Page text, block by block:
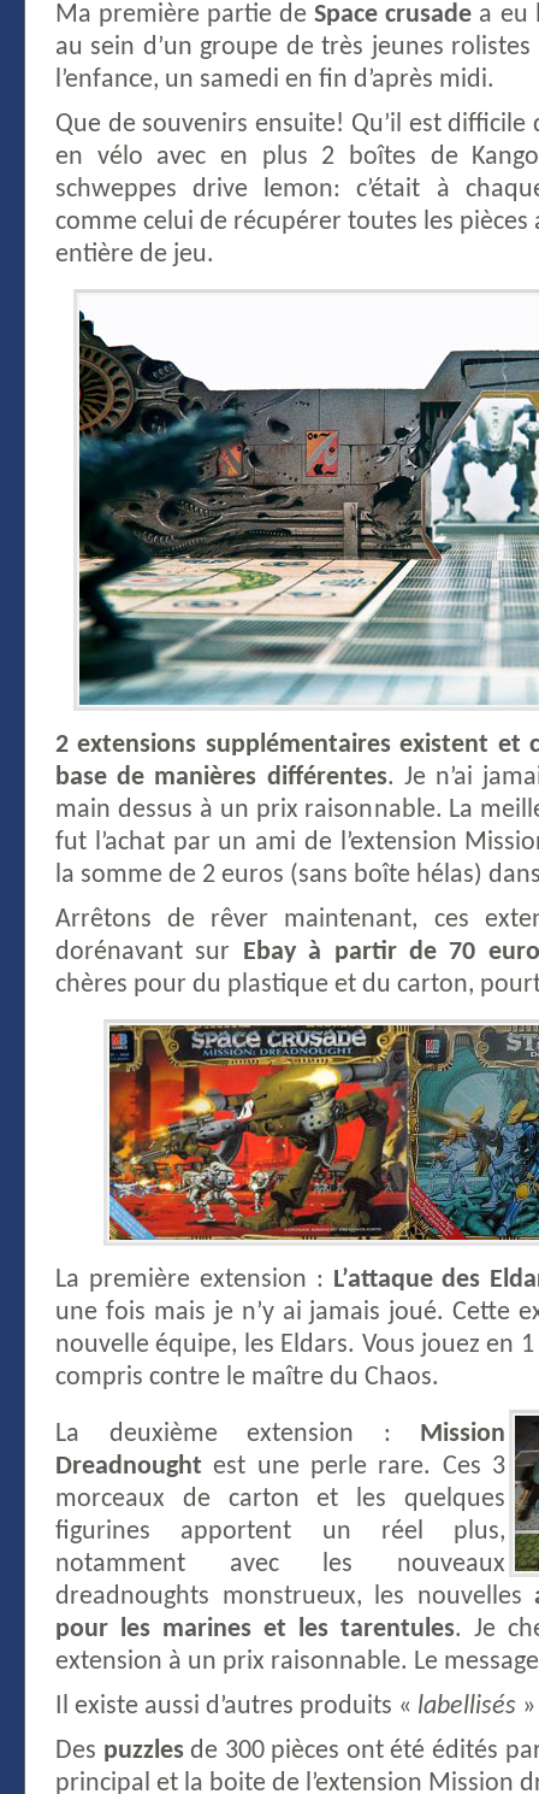
Ma première partie deSpace crusade a eu
au sein d’un groupe de très jeunes
l’enfance, un samedi en fin d’après midi.
Que de souvenirs ensuite! Qu’il est
en vélo avec en plus 2 boîtes de
schweppes drive lemon: c’était à
comme celui de récupérer toutes les
entière de jeu.
2 extensions supplémentaires existent et
base de manières différentes. Je n’ai
main dessus à un prix raisonnable. La
fut l’achat par un ami de l’extension
la somme de 2 euros (sans boîte hélas)
Arrêtons de rêver maintenant, ces
dorénavant sur Ebay à partir de 70
chères pour du plastique et du carton,
La première extension : L’attaque des
une fois mais je n’y ai jamais joué. Cette
nouvelle équipe, les Eldars. Vous jouez en
compris contre le maître du Chaos.
La deuxième extension : Mission
Dreadnought est une perle rare. Ces 3
morceaux de carton et les quelques
figurines apportent un réel plus,
notamment avec les nouveaux
dreadnoughts monstrueux, les nouvelles
pour les marines et les tarentules. Je
extension à un prix raisonnable. Le
Il existe aussi d’autres produits « labellisés
Des puzzlesde 300 pièces ont été édités
principal et la boite de l’extension Mission